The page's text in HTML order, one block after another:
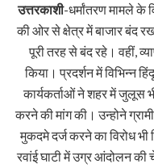
उत्तरकाशी-धर्मांतरण मामले के
की ओर से क्षेत्र में बाजार बंद
पूरी तरह से बंद रहे। वहीं,
किया। प्रदर्शन में विभिन्न
कार्यकर्ताओं ने शहर में जुलूस
करने की मांग की। उन्होने
मुकदमे दर्ज करने का विरोध भी
रवांई घाटी में उग्र आंदोलन की